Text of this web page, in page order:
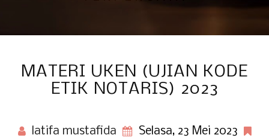
MATERI UKEN (UJIAN KODE
ETIK NOTARIS) 2023
latifa mustafida Selasa, 23 Mei 2023